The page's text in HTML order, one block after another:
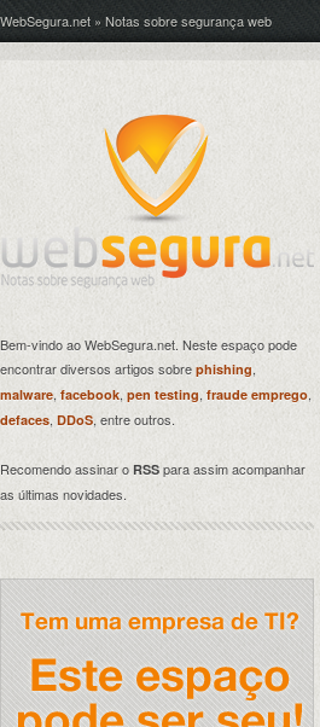
WebSegura.net » Notas sobre segurança web
Bem-vindo ao WebSegura.net. Neste espaço pode
encontrar diversos artigos sobre phishing,
malware, facebook, pen testing fraude emprego,
defaces, DDoS, entre outros.
Recomendo assinar o RSS para assim acompanhar
as últimas novidades.